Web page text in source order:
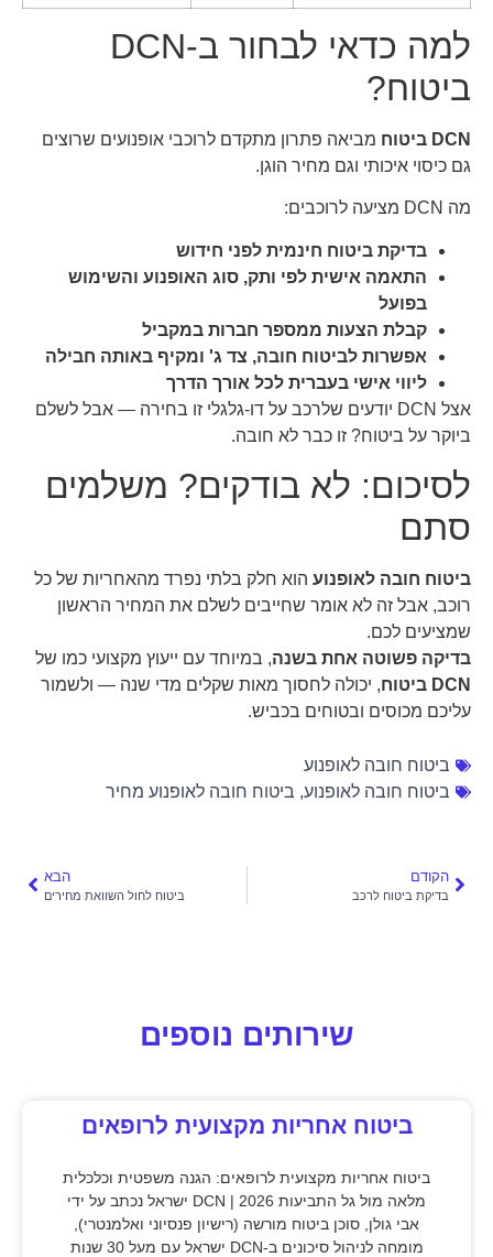
למה כדאי לבחור ב-DCN
ביטוח?
DCN ביטוח
מביאה פתרון מתקדם לרוכבי אופנועים שרוצים
גם כיסוי איכותי וגם מחיר הוגן.
מה DCN מציעה לרוכבים:
בדיקת ביטוח חינמית לפני חידוש
התאמה אישית לפי ותק, סוג האופנוע והשימוש
בפועל
קבלת הצעות ממספר חברות במקביל
אפשרות לביטוח חובה, צד ג' ומקיף באותה חבילה
ליווי אישי בעברית לכל אורך הדרך
אצל DCN יודעים שלרכב על דו-גלגלי זו בחירה — אבל לשלם
ביוקר על ביטוח? זו כבר לא חובה.
לסיכום: לא בודקים? משלמים
סתם
ביטוח חובה לאופנועהוא חלק בלתי נפרד מהאחריות של כל
רוכב, אבל זה לא אומר שחייבים לשלם את המחיר הראשון
שמציעים לכם.
בדיקה פשוטה אחת בשנה, במיוחד עם ייעוץ מקצועי כמו של
DCN ביטוח
, יכולה לחסוך מאות שקלים מדי שנה — ולשמור
עליכם מכוסים ובטוחים בכביש.
ביטוח חובה לאופנוע
ביטוח חובה לאופנוע, ביטוח חובה לאופנוע מחיר
הקודם
בדיקת ביטוח לרכב
הבא
ביטוח לחול השוואת מחירים
שירותים נוספים
ביטוח אחריות מקצועית לרופאים
ביטוח אחריות מקצועית לרופאים: הגנה משפטית וכלכלית
מלאה מול גל התביעות 2026 | DCN ישראל נכתב על ידי
אבי גולן, סוכן ביטוח מורשה (רישיון פנסיוני ואלמנטרי),
מומחה לניהול סיכונים ב-DCN ישראל עם מעל 30 שנות